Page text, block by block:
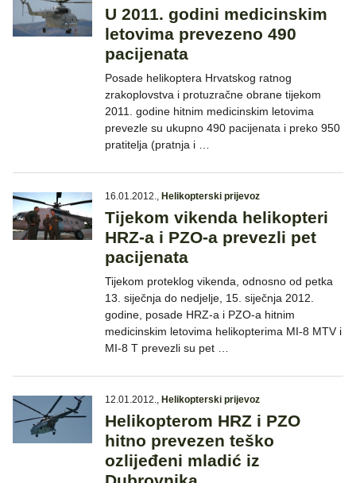
U 2011. godini medicinskim
letovima prevezeno 490
pacijenata
Posade helikoptera Hrvatskog ratnog
zrakoplovstva i protuzračne obrane tijekom
2011. godine hitnim medicinskim letovima
prevezle su ukupno 490 pacijenata i preko 950
pratitelja (pratnja i …
16.01.2012., Helikopterski prijevoz
Tijekom vikenda helikopteri
HRZ-a i PZO-a prevezli pet
pacijenata
Tijekom proteklog vikenda, odnosno od petka
13. siječnja do nedjelje, 15. siječnja 2012.
godine, posade HRZ-a i PZO-a hitnim
medicinskim letovima helikopterima MI-8 MTV i
MI-8 T prevezli su pet …
12.01.2012., Helikopterski prijevoz
Helikopterom HRZ i PZO
hitno prevezen teško
ozlijeđeni mladić iz